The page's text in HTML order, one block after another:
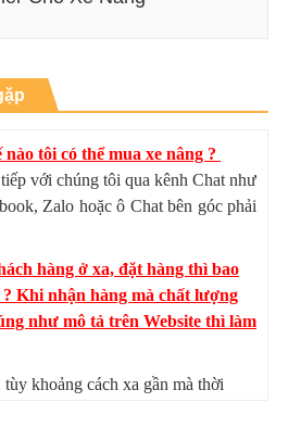
tôi có thể mua xe nâng ?
với chúng tôi qua kênh Chat như
Zalo hoặc ô Chat bên góc phải
hàng ở xa, đặt hàng thì bao
Khi nhận hàng mà chất lượng
như mô tả trên Website thì làm
khoảng cách xa gần mà thời